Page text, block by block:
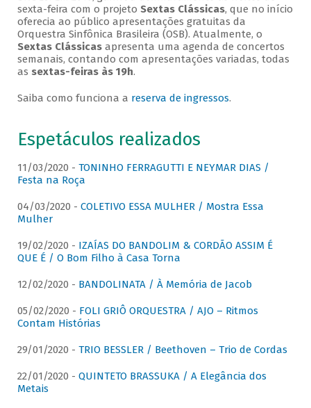
sexta-feira com o projeto Sextas Clássicas, que no início
oferecia ao público apresentações gratuitas da
Orquestra Sinfônica Brasileira (OSB). Atualmente, o
Sextas Clássicasapresenta uma agenda de concertos
semanais, contando com apresentações variadas, todas
as sextas-feiras às 19h.
Saiba como funciona a reserva de ingressos.
Espetáculos realizados
11/03/2020 - TONINHO FERRAGUTTI E NEYMAR DIAS /
Festa na Roça
04/03/2020 - COLETIVO ESSA MULHER / Mostra Essa
Mulher
19/02/2020 - IZAÍAS DO BANDOLIM & CORDÃO ASSIM É
QUE É / O Bom Filho à Casa Torna
12/02/2020 - BANDOLINATA / À Memória de Jacob
05/02/2020 - FOLI GRIÔ ORQUESTRA / AJO – Ritmos
Contam Histórias
29/01/2020 - TRIO BESSLER / Beethoven – Trio de Cordas
22/01/2020 - QUINTETO BRASSUKA / A Elegância dos
Metais